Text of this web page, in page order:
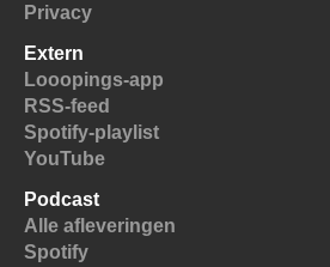
Privacy
Extern
Looopings-app
RSS-feed
Spotify-playlist
YouTube
Podcast
Alle afleveringen
Spotify